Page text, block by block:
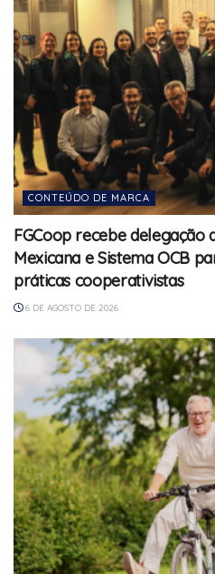
CONTEÚDO DE MARCA
FGCoop recebe delegação
Mexicana e Sistema OCB
práticas cooperativistas
6 DE AGOSTO DE 2026